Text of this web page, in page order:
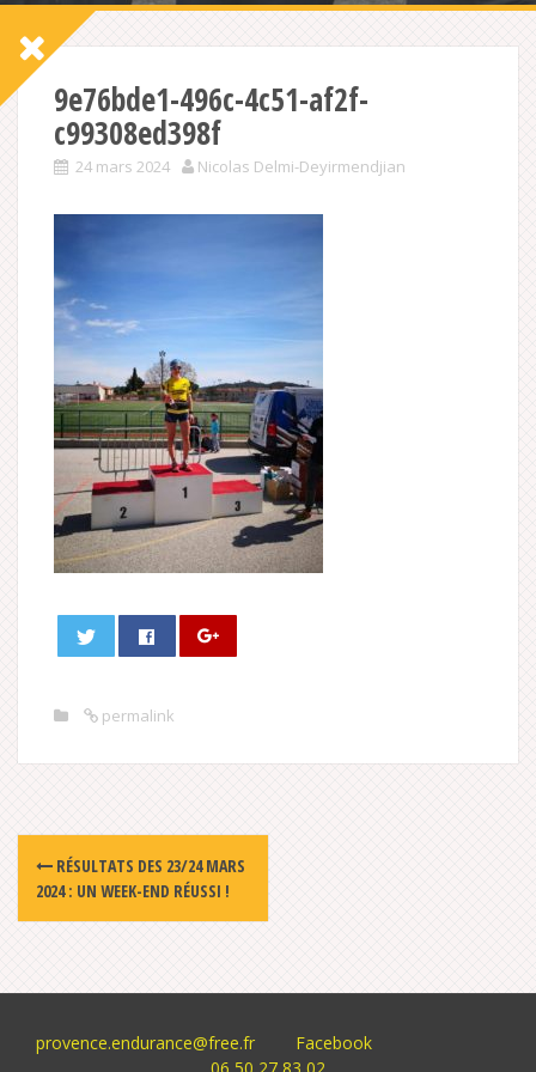
9e76bde1-496c-4c51-af2f-
c99308ed398f
24 mars 2024 Nicolas Delmi-Deyirmendjian
permalink
Post
navigation
RÉSULTATS DES 23/24 MARS
2024 : UN WEEK-END RÉUSSI !
provence.endurance@free.fr
Facebook